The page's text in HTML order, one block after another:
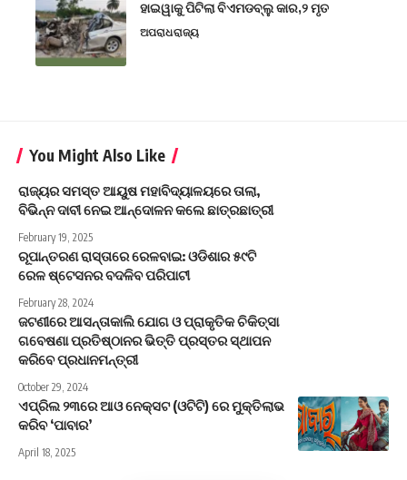
ହାଇୱାକୁ ପିଟିଲା ବିଏମଡବ୍ଲୁ କାର,୨ ମୃତ
ଅପରାଧରାଜ୍ୟ
You Might Also Like
ରାଜ୍ୟର ସମସ୍ତ ଆୟୁଷ ମହାବିଦ୍ୟାଳୟରେ ତାଲା,
ବିଭିନ୍ନ ଦାବୀ ନେଇ ଆନ୍ଦୋଳନ କଲେ ଛାତ୍ରଛାତ୍ରୀ
February 19, 2025
ରୂପାନ୍ତରଣ ରାସ୍ତାରେ ରେଳବାଇ: ଓଡିଶାର ୫୯ଟି
ରେଳ ଷ୍ଟେସନର ବଦଳିବ ପରିପାଟୀ
February 28, 2024
ଜଟଣୀରେ ଆସନ୍ତାକାଲି ଯୋଗ ଓ ପ୍ରାକୃତିକ ଚିକିତ୍ସା
ଗବେଷଣା ପ୍ରତିଷ୍ଠାନର ଭିତ୍ତି ପ୍ରସ୍ତର ସ୍ଥାପନ
କରିବେ ପ୍ରଧାନମନ୍ତ୍ରୀ
October 29, 2024
ଏପ୍ରିଲ ୨୩ରେ ଆଓ ନେକ୍ସଟ (ଓଟିଟି) ରେ ମୁକ୍ତିଲାଭ
କରିବ ‘ପାବାର’
April 18, 2025